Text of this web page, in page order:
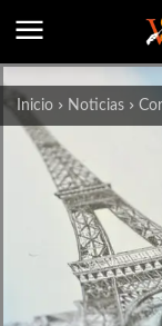
Inicio Noticias